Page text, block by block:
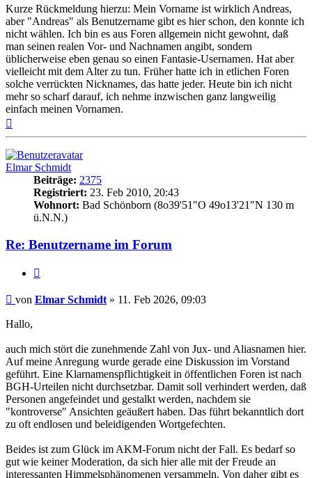
Kurze Rückmeldung hierzu: Mein Vorname ist wirklich Andreas,
aber "Andreas" als Benutzername gibt es hier schon, den konnte ich
nicht wählen. Ich bin es aus Foren allgemein nicht gewohnt, daß
man seinen realen Vor- und Nachnamen angibt, sondern
üblicherweise eben genau so einen Fantasie-Usernamen. Hat aber
vielleicht mit dem Alter zu tun. Früher hatte ich in etlichen Foren
solche verrückten Nicknames, das hatte jeder. Heute bin ich nicht
mehr so scharf darauf, ich nehme inzwischen ganz langweilig
einfach meinen Vornamen.
Elmar Schmidt
Beiträge: 2375
Registriert: 23. Feb 2010, 20:43
Wohnort: Bad Schönborn (8o39'51"O 49o13'21"N 130 m
ü.N.N.)
Re: Benutzername im Forum
Beitrag
von Elmar Schmidt» 11. Feb 2026, 09:03
Hallo,
auch mich stört die zunehmende Zahl von Jux- und Aliasnamen hier.
Auf meine Anregung wurde gerade eine Diskussion im Vorstand
geführt. Eine Klarnamenspflichtigkeit in öffentlichen Foren ist nach
BGH-Urteilen nicht durchsetzbar. Damit soll verhindert werden, daß
Personen angefeindet und gestalkt werden, nachdem sie
"kontroverse" Ansichten geäußert haben. Das führt bekanntlich dort
zu oft endlosen und beleidigenden Wortgefechten.
Beides ist zum Glück im AKM-Forum nicht der Fall. Es bedarf so
gut wie keiner Moderation, da sich hier alle mit der Freude an
interessanten Himmelsphänomenen versammeln. Von daher gibt es